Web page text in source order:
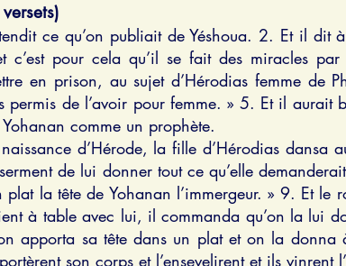
ce qu’on publiait de Yéshoua. 2. Et il dit à
c’est pour cela qu’il se fait des miracles
en prison, au sujet d’Hérodias femme de
permis de l’avoir pour femme. » 5. Et il
comme un prophète.
d’Hérode, la fille d’Hérodias dansa
de lui donner tout ce qu’elle
la tête de Yohanan l’immergeur. » 9. Et le
à table avec lui, il commanda qu’on la lui
apporta sa tête dans un plat et on la
son corps et l’ensevelirent et ils vinrent